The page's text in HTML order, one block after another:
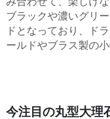
ブラックや濃いグリ
ドとなっており、ド
ールドやブラス製の
今注目の丸型大理